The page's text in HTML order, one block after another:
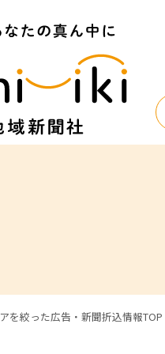
を絞った広告・新聞折込情報TOP